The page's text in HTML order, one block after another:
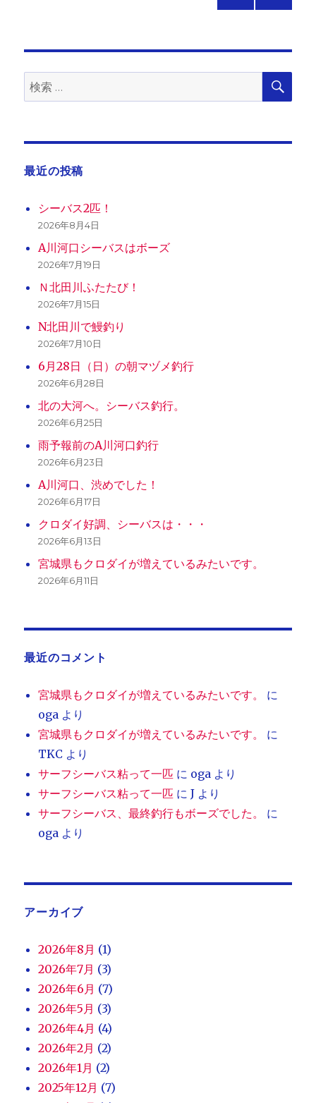
の
ペ
ジ
り
検
索:
検
最近の投稿
シーバス2匹！
2026年8月4日
A川河口シーバスはボーズ
2026年7月19日
Ｎ北田川ふたたび！
2026年7月15日
N北田川で鰻釣り
2026年7月10日
6月28日（日）の朝マヅメ釣行
2026年6月28日
北の大河へ。シーバス釣行。
2026年6月25日
雨予報前のA川河口釣行
2026年6月23日
A川河口、渋めでした！
2026年6月17日
クロダイ好調、シーバスは・・・
2026年6月13日
宮城県もクロダイが増えているみたいです。
2026年6月11日
最近のコメント
宮城県もクロダイが増えているみたいです。
に
oga より
宮城県もクロダイが増えているみたいです。
に
TKC より
サーフシーバス粘って一匹 に oga より
サーフシーバス粘って一匹 にJ より
サーフシーバス、最終釣行もボーズでした。
に
oga より
アーカイブ
2026年8月 (1)
2026年7月 (3)
2026年6月 (7)
2026年5月 (3)
2026年4月 (4)
2026年2月 (2)
2026年1月 (2)
2025年12月 (7)